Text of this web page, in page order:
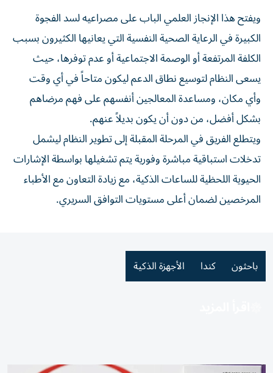
ويفتح هذا الإنجاز العلمي الباب على مصراعيه لسد الفجوة
الكبيرة في الرعاية الصحية النفسية التي يعانيها الكثيرون بسبب
الكلفة المرتفعة أو الوصمة الاجتماعية أو عدم توفرها، حيث
يسعى النظام لتوسيع نطاق الدعم ليكون متاحاً في أي وقت
وأي مكان، ومساعدة المعالجين أنفسهم على فهم مرضاهم
بشكل أفضل، من دون أن يكون بديلاً عنهم.
ويتطلع الفريق في المرحلة المقبلة إلى تطوير النظام ليشمل
تدخلات استباقية مباشرة وفورية يتم تشغيلها بواسطة الإشارات
الحيوية اللحظية للساعات الذكية، مع زيادة التعاون مع الأطباء
المرخصين لضمان أعلى مستويات التوافق السريري.
باحثون كندا الأجهزة الذكية